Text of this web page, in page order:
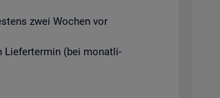
zwei Wo­chen vor
Lie­fer­ter­min (bei mo­nat­li­